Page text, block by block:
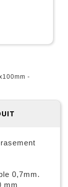
-
0,7mm.
mm